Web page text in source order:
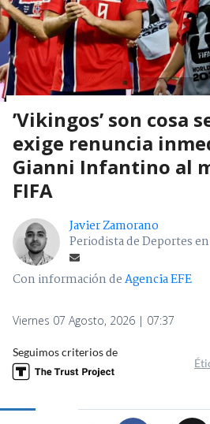
’Vikingos’ son cosa
exige renuncia
Gianni Infantino al
FIFA
Javier Zamorano
Periodista de Deportes
Con información deAgencia EFE
Viernes 07 Agosto, 2026 | 07:37
Seguimos criterios de